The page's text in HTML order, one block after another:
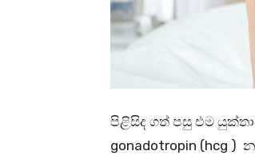
පිළිසිද ගත් පසු එම
gonadotropin (hcg